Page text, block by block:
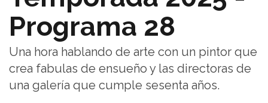
Programa 28
Una hora hablando de arte con un pintor que
crea fabulas de ensueño y las directoras de
una galería que cumple sesenta años.